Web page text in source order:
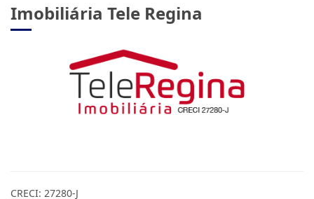
Imobiliária Tele Regina
CRECI: 27280-J